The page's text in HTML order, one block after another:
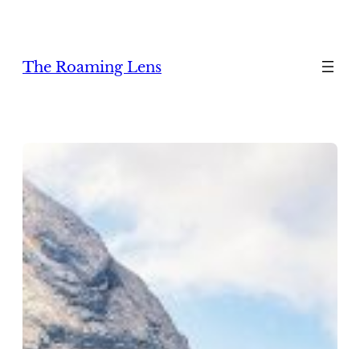
The Roaming Lens